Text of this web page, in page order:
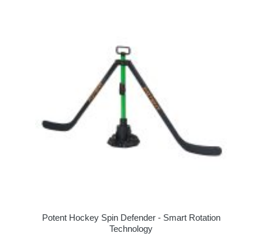
Potent Hockey Spin Defender - Smart Rotation
Technology